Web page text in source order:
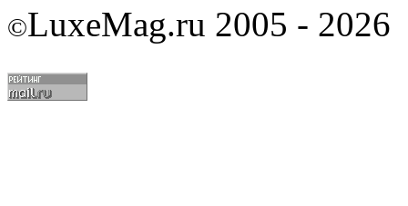
©LuxeMag.ru 2005 - 2026